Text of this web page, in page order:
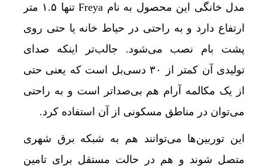
مدل خانگی این محصول به نام Freya تنها ۱.۵ متر
ارتفاع دارد و به راحتی در حیاط خانه یا حتی روی
پشت بام نصب می‌شود. جالب‌تر اینکه صدای
تولیدی آن کمتر از ۳۰ دسی‌بل است که یعنی حتی
از یک مکالمه آرام هم بی‌صداتر است و به راحتی
می‌توان در مناطق مسکونی از آن استفاده کرد.
این توربین‌ها می‌توانند هم به شبکه برق شهری
متصل شوند و هم در حالت مستقل برای تامین